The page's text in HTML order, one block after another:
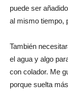
puede ser
al mismo tiempo,
También
el agua y algo
con colador. Me
porque suelta